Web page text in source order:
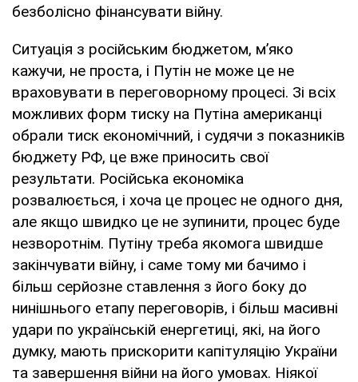
безболісно фінансувати війну.
Ситуація з російським бюджетом, м’яко
кажучи, не проста, і Путін не може це не
враховувати в переговорному процесі. Зі всіх
можливих форм тиску на Путіна американці
обрали тиск економічний, і судячи з показників
бюджету РФ, це вже приносить свої
результати. Російська економіка
розвалюється, і хоча це процес не одного дня,
але якщо швидко це не зупинити, процес буде
незворотнім. Путіну треба якомога швидше
закінчувати війну, і саме тому ми бачимо і
більш серйозне ставлення з його боку до
нинішнього етапу переговорів, і більш масивні
удари по українській енергетиці, які, на його
думку, мають прискорити капітуляцію України
та завершення війни на його умовах. Ніякої